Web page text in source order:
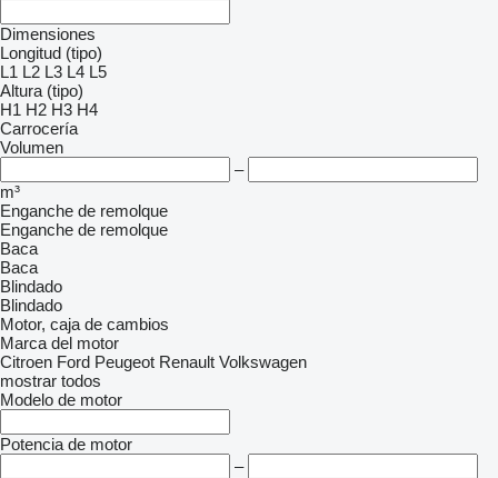
Dimensiones
Longitud (tipo)
L1 L2 L3 L4 L5
Altura (tipo)
H1 H2 H3 H4
Carrocería
Volumen
–
m³
Enganche de remolque
Enganche de remolque
Baca
Baca
Blindado
Blindado
Motor, caja de cambios
Marca del motor
Citroen Ford Peugeot Renault Volkswagen
mostrar todos
Modelo de motor
Potencia de motor
–